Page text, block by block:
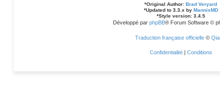
*Original Author: Brad Veryard
*Updated to 3.3.x by MannixMD
*Style version: 3.4.5
Développé par phpBB® Forum Software ©
Traduction française officielle©
Confidentialité | Conditions